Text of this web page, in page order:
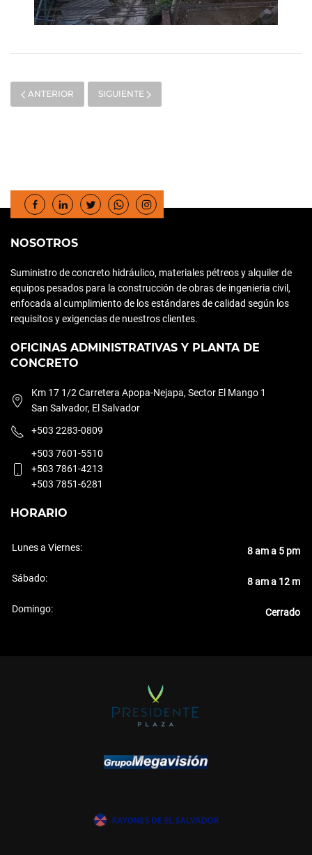
ANTERIOR SIGUIENTE
NOSOTROS
Suministro de concreto hidráulico, materiales pétreos y alquiler de
equipos pesados para la construcción de obras de ingenieria civil,
enfocada al cumplimiento de los estándares de calidad según los
requisitos y exigencias de nuestros clientes.
OFICINAS ADMINISTRATIVAS Y PLANTA DE
CONCRETO
Km 17 1/2 Carretera Apopa-Nejapa, Sector El Mango 1
San Salvador, El Salvador
+503 2283-0809
+503 7601-5510
+503 7861-4213
+503 7851-6281
HORARIO
Lunes a Viernes: 8 am a 5 pm
Sábado: 8 am a 12 m
Domingo: Cerrado